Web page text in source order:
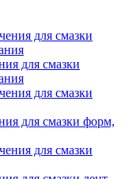
для смазки
для смазки форм,